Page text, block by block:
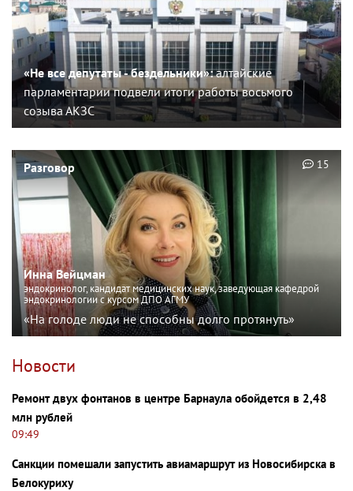
«Не все депутаты - бездельники»:алтайские
парламентарии подвели итоги работы восьмого
созыва АКЗС
Разговор
Инна Вейцман
эндокринолог, кандидат медицинских наук, заведующая кафедрой
эндокринологии с курсом ДПО АГМУ
«На голоде люди не способны долго протянуть»
15
Новости
Ремонт двух фонтанов в центре Барнаула обойдется в 2,48
млн рублей
09:49
Санкции помешали запустить авиамаршрут из Новосибирска в
Белокуриху